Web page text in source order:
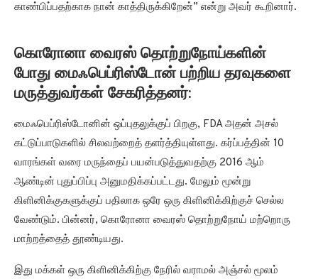
காண்பிப்பதற்காக நான் காத்திருக்கிறேன்” என்று அவர் கூறினார்.
கொரோனா வைரஸ் தொற்றுநோய்களின்
போது மைஃபெப்ரிஸ்டோன் பற்றிய தரவுகளை
மருத்துவர்கள் சேகரித்தனர்:
மைஃபெப்ரிஸ்டோனின் ஒப்புதலுக்குப் பிறகு, FDA அதன் அசல்
கட்டுப்பாடுகளில் சிலவற்றைத் தளர்த்தியுள்ளது. கர்ப்பத்தின் 10
வாரங்கள் வரை மருந்தைப் பயன்படுத்துவதற்கு 2016 ஆம்
ஆண்டின் புதுப்பிப்பு அனுமதிக்கப்பட்டது. மேலும் மூன்று
கிளினிக்குகளுக்குப் பதிலாக ஒரே ஒரு கிளினிக்கிற்குச் செல்ல
வேண்டும். பின்னர், கொரோனா வைரஸ் தொற்றுநோய் மற்றொரு
மாற்றத்தைத் தூண்டியது.
இது மக்கள் ஒரு கிளினிக்கிற்கு நேரில் வராமல் அஞ்சல் மூலம்